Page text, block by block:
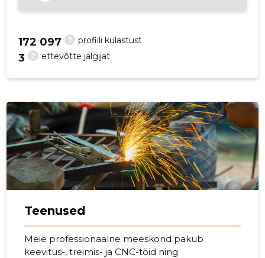
? profiili külastust
172 097
? ettevõtte jälgijat
3
Teenused
Meie professionaalne meeskond pakub
keevitus-, treimis- ja CNC-töid ning